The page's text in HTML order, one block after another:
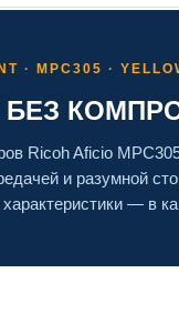
· MPC305 ·
БЕЗ
Ricoh Aficio
и разумной
— в